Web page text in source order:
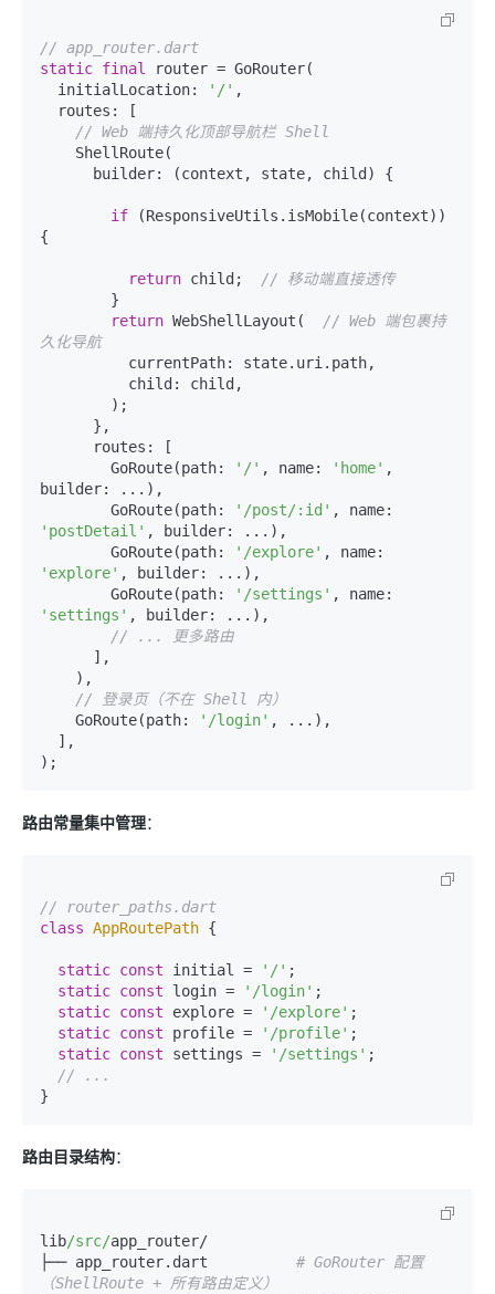
// app_router.dart
static final
router = GoRouter(
  initialLocation:
'/' ,
// Web 端持久化顶部导航栏 Shell
if (ResponsiveUtils.isMobile(context))
{
return child;
// 移动端直接透传
return WebShellLayout(
// Web 端包裹持
久化导航
        GoRoute(path:
'/' , name: 'home' ,
builder: ...),
        GoRoute(path:
'/post/:id'
'postDetail' , builder: ...),
        GoRoute(path:
'/explore'
'explore' , builder: ...),
        GoRoute(path:
'/settings'
'settings' , builder: ...),
// ... 更多路由
// 登录页（不在 Shell 内）
    GoRoute(path:
'/login' , ...),
路由常量集中管理：
// router_paths.dart
class AppRoutePath {
static const initial = '/' ;
static const login = '/login' ;
static const explore = '/explore' ;
static const profile = '/profile' ;
static const settings = '/settings' ;
// ...
路由目录结构：
lib/src/app_router/
├── app_router.dart # GoRouter 配置
（ShellRoute + 所有路由定义）